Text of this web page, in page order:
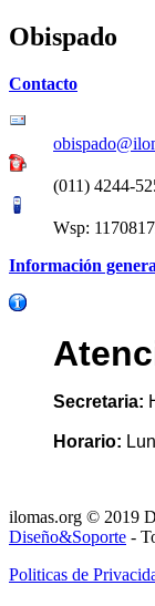
Obispado
Contacto
(011) 4244-
Wsp:
Información
Secretaria:
Horario:
ilomas.org © 2019
Diseño&Soporte -
Politicas de